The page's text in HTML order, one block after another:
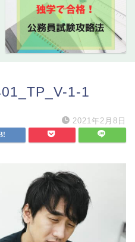
1-1
2021年2月8日